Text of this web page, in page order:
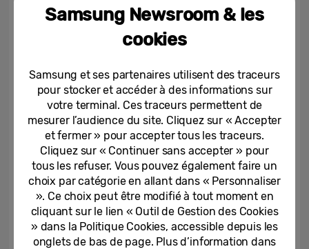
Samsung TV Plus : un mois de
Samsung TV Plus : les
nouveautés à ne pas manquer
en février
06-02-2025
K-POP : suivez les 2024 MAMA
Awards en direct sur Samsung
TV Plus
20-11-2024
Samsung Newsroom & les
cookies
Samsung et ses partenaires utilisent des traceurs
pour stocker et accéder à des informations sur
votre terminal. Ces traceurs permettent de
mesurer l’audience du site. Cliquez sur « Accepter
et fermer » pour accepter tous les traceurs.
Cliquez sur « Continuer sans accepter » pour
tous les refuser. Vous pouvez également faire un
choix par catégorie en allant dans « Personnaliser
». Ce choix peut être modifié à tout moment en
cliquant sur le lien « Outil de Gestion des Cookies
» dans la Politique Cookies, accessible depuis les
onglets de bas de page. Plus d’information dans